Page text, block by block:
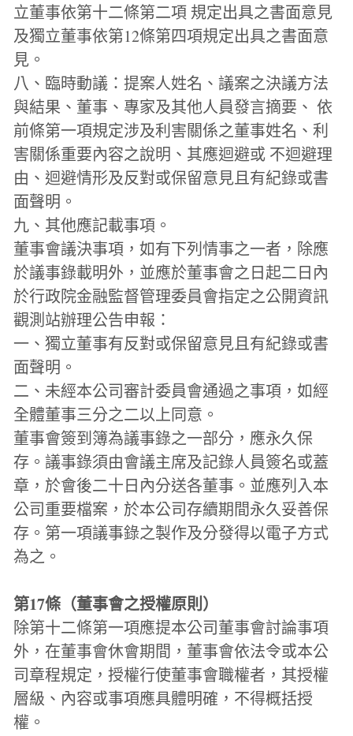
立董事依第十二條第二項 規定出具之書面意見
及獨立董事依第12條第四項規定出具之書面意
見。
八、臨時動議：提案人姓名、議案之決議方法
與結果、董事、專家及其他人員發言摘要、 依
前條第一項規定涉及利害關係之董事姓名、利
害關係重要內容之說明、其應迴避或 不迴避理
由、迴避情形及反對或保留意見且有紀錄或書
面聲明。
九、其他應記載事項。
董事會議決事項，如有下列情事之一者，除應
於議事錄載明外，並應於董事會之日起二日內
於行政院金融監督管理委員會指定之公開資訊
觀測站辦理公告申報：
一、獨立董事有反對或保留意見且有紀錄或書
面聲明。
二、未經本公司審計委員會通過之事項，如經
全體董事三分之二以上同意。
董事會簽到簿為議事錄之一部分，應永久保
存。議事錄須由會議主席及記錄人員簽名或蓋
章，於會後二十日內分送各董事。並應列入本
公司重要檔案，於本公司存續期間永久妥善保
存。第一項議事錄之製作及分發得以電子方式
為之。
第17條（董事會之授權原則）
除第十二條第一項應提本公司董事會討論事項
外，在董事會休會期間，董事會依法令或本公
司章程規定，授權行使董事會職權者，其授權
層級、內容或事項應具體明確，不得概括授
權。